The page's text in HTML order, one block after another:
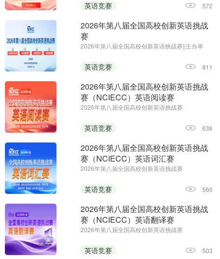
英语竞赛 572
2026年第八届全国高校创新英语挑战
赛
2026年第八届全国高校创新英语挑战赛||主办单
杂志||报名时间：即日起—2026年12月25日
英语竞赛 811
2026年第八届全国高校创新英语挑战
赛（NCIECC）英语阅读赛
2026年第八届全国高校创新英语挑战赛
新英语挑战赛组委会、《海外英语》杂志；报名时
间：即日起—2026年12月25日
英语竞赛 636
2026年第八届全国高校创新英语挑战
赛（NCIECC）英语词汇赛
2026年第八届全国高校创新英语挑战赛
新英语挑战赛组委会、《海外英语》杂志；报名及
初赛时间：即日起至2027年1月14日
英语竞赛 560
2026年第八届全国高校创新英语挑战
赛（NCIECC）英语翻译赛
2026年第八届全国高校创新英语挑战赛
至11月26日||第二场报名时间：即日起至2027年1月
7日||主办单位：全国高校创新英语挑战赛组委会、
英语竞赛 503